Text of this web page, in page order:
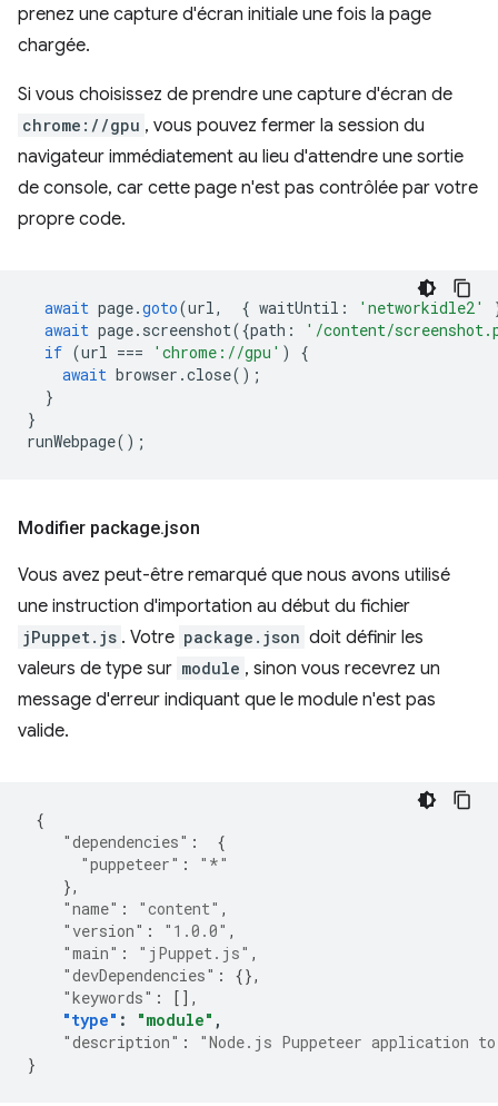
prenez une capture d'écran initiale une fois la page
chargée.
Si vous choisissez de prendre une capture d'écran de
chrome://gpu , vous pouvez fermer la session du
navigateur immédiatement au lieu d'attendre une sortie
de console, car cette page n'est pas contrôlée par votre
propre code.
await page.goto(url , { waitUntil : 'networkidle2'
await page. screenshot({path :
'/content/
if (url === 'chrome://gpu' )
{
await browser .close();
}
}
runWebpage();
Modifier package.json
Vous avez peut-être remarqué que nous avons utilisé
une instruction d'importation au début du fichier
jPuppet.js . Votre package.json doit définir les
valeurs de type sur module , sinon vous recevrez un
message d'erreur indiquant que le module n'est pas
valide.
{
"dependencies" :
{
"puppeteer" :
"*"
},
"name" : "content" ,
"version" : "1.0.0" ,
"main" : "jPuppet.js" ,
"devDependencies" :
{},
"keywords" :
[],
"type" : "module" ,
"description" :
"Node.js Puppeteer application
}